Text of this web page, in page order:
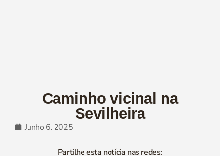
Caminho vicinal na
Sevilheira
Junho 6, 2025
Partilhe esta notícia nas redes: